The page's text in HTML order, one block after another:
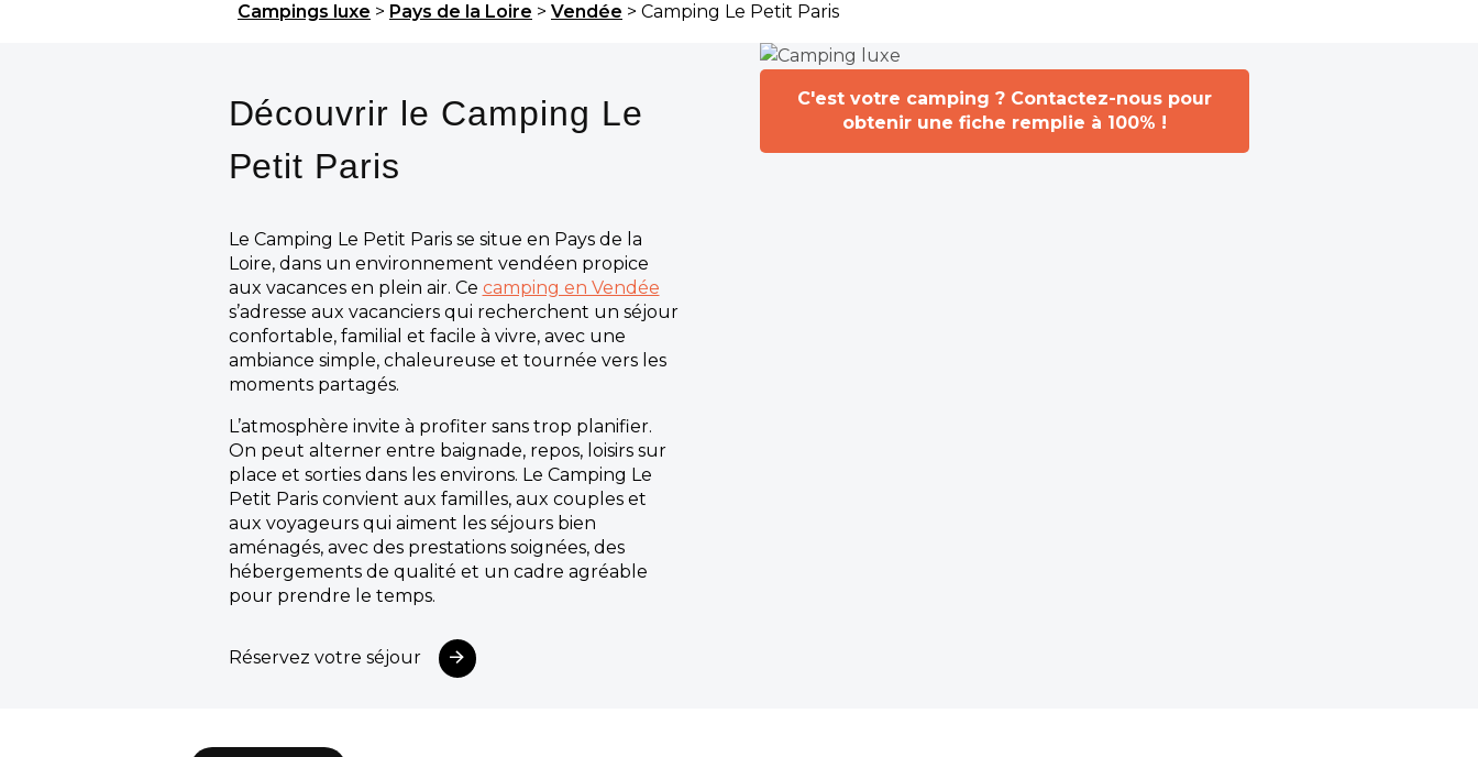
Campings luxe > Pays de la Loire > Vendée > Camping Le Petit Paris
Découvrir le Camping Le
Petit Paris
Le Camping Le Petit Paris se situe en Pays de la
Loire, dans un environnement vendéen propice
aux vacances en plein air. Ce camping en Vendée
s’adresse aux vacanciers qui recherchent un séjour
confortable, familial et facile à vivre, avec une
ambiance simple, chaleureuse et tournée vers les
moments partagés.
L’atmosphère invite à profiter sans trop planifier.
On peut alterner entre baignade, repos, loisirs sur
place et sorties dans les environs. Le Camping Le
Petit Paris convient aux familles, aux couples et
aux voyageurs qui aiment les séjours bien
aménagés, avec des prestations soignées, des
hébergements de qualité et un cadre agréable
pour prendre le temps.
Réservez votre séjour
C'est votre camping ? Contactez-nous pour
obtenir une fiche remplie à 100% !